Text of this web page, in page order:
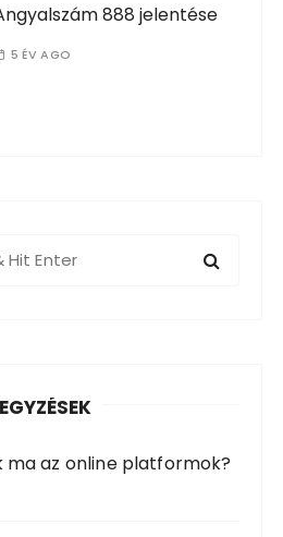
888 jelentése
5 ÉV AGO
ma az online platformok?